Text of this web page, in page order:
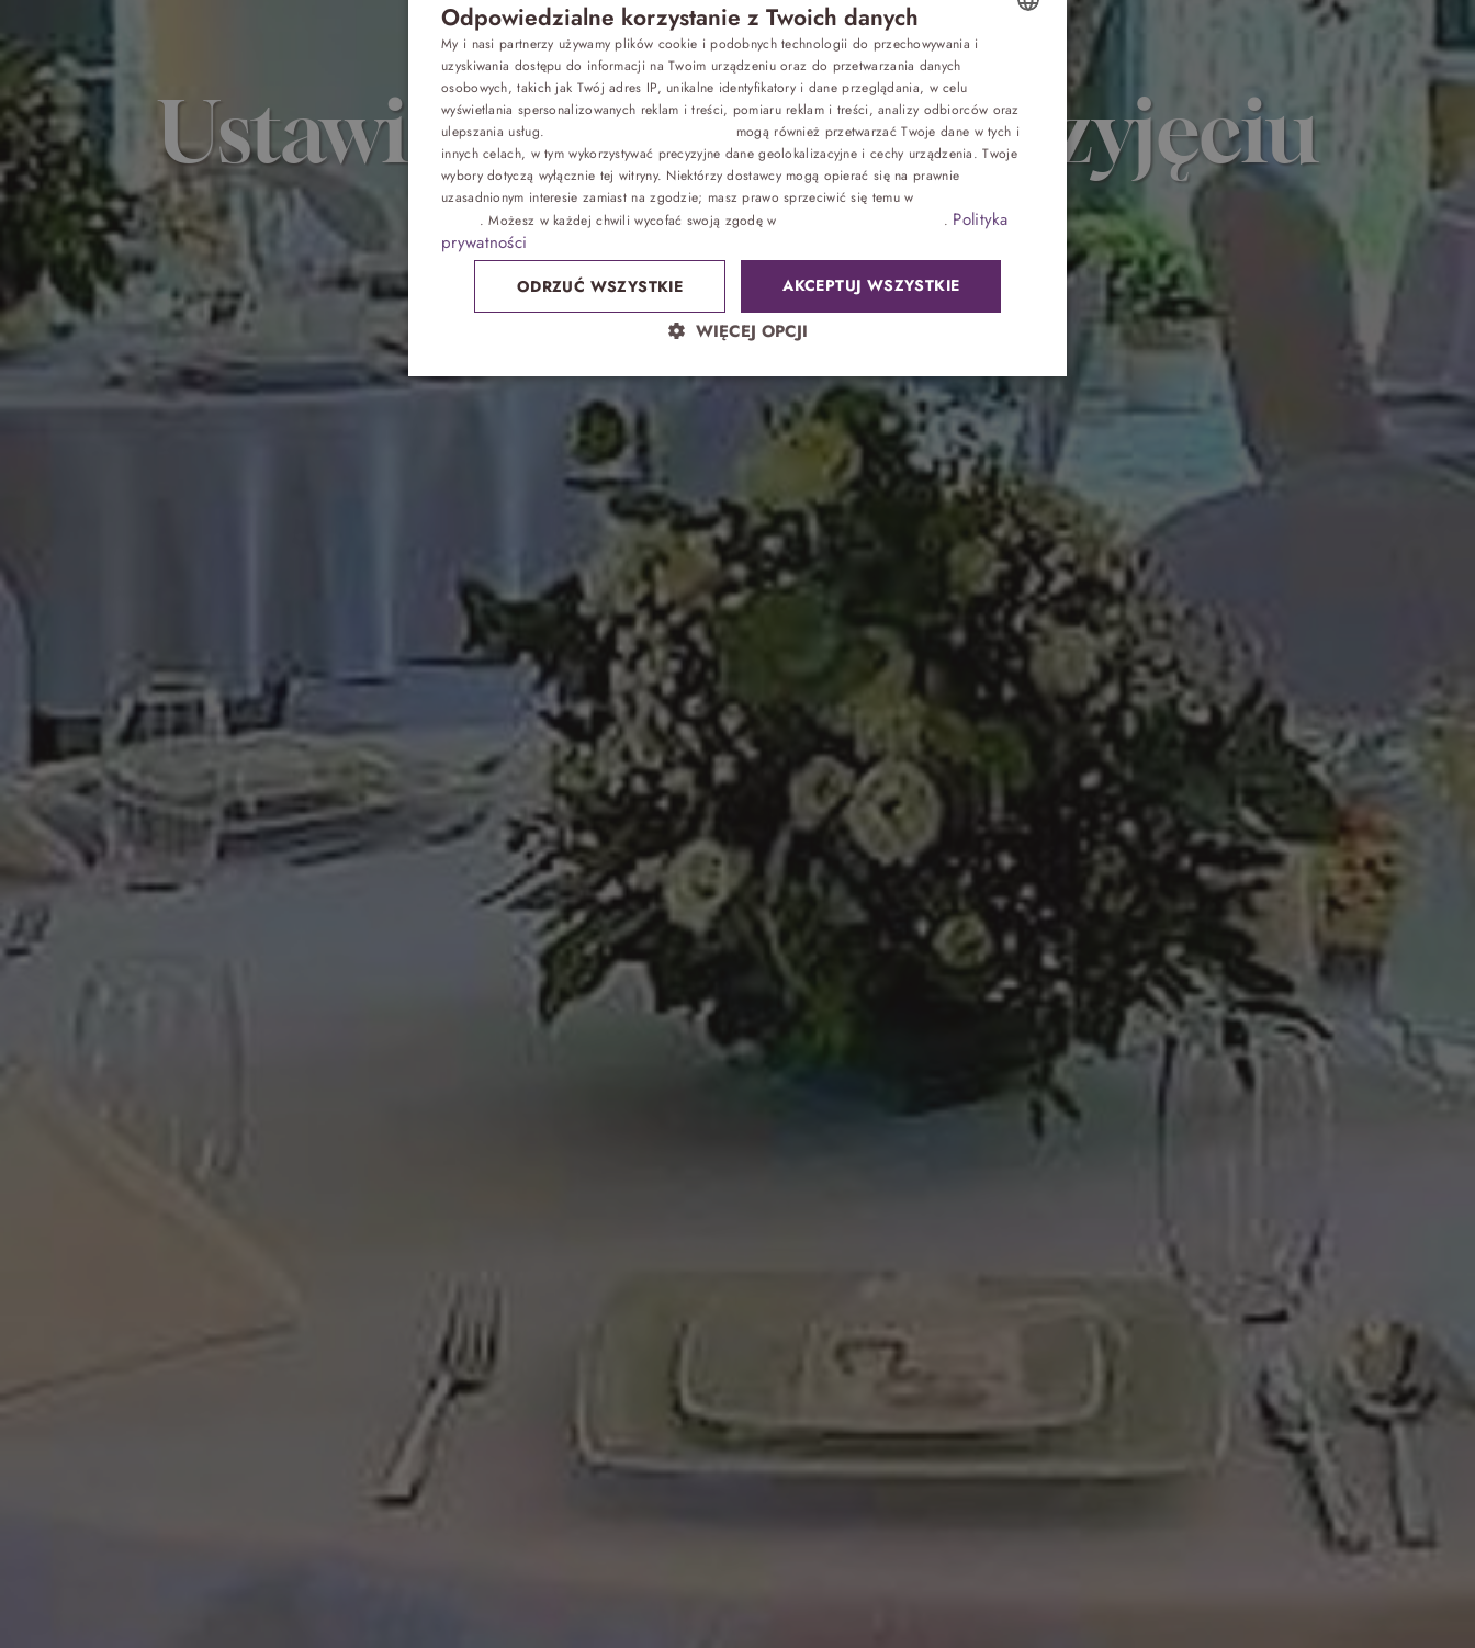
Oferty
Pokoje
Gastronomia
Atrakcje
Galeria
Z dziećmi
Biznes
Odchudzanie
Zdrowie
Sand SPA
atrakcje bez noclegu, przyjęcia
Park wodny
Top 5 bestsellers
WAKACJE nad morzem - Wyspa Skarbów -
Pełne atrakcji Lato 2026
Program odchudzający Start
Program odchudzający SPA Deluxe
Sylwester w klimacie Moulin Rouge - pobyt z
balem - FIRST MINUTE
SPA dla przyjaciółek
PIESKI MILE WIDZIANE
PET FRIENDLY
Ustawienie stołów na przyjęciu
weselnym.
GERMAN
Odpowiedzialne korzystanie z Twoich danych
My i nasi partnerzy używamy plików cookie i podobnych technologii do przechowywania i
uzyskiwania dostępu do informacji na Twoim urządzeniu oraz do przetwarzania danych
osobowych, takich jak Twój adres IP, unikalne identyfikatory i dane przeglądania, w celu
wyświetlania spersonalizowanych reklam i treści, pomiaru reklam i treści, analizy odbiorców oraz
ulepszania usług.
mogą również przetwarzać Twoje dane w tych i
innych celach, w tym wykorzystywać precyzyjne dane geolokalizacyjne i cechy urządzenia. Twoje
wybory dotyczą wyłącznie tej witryny. Niektórzy dostawcy mogą opierać się na prawnie
uzasadnionym interesie zamiast na zgodzie; masz prawo sprzeciwić się temu w
. Możesz w każdej chwili wycofać swoją zgodę w . Polityka
prywatności
AKCEPTUJ WSZYSTKIE
ODRZUĆ WSZYSTKIE
WIĘCEJ OPCJI